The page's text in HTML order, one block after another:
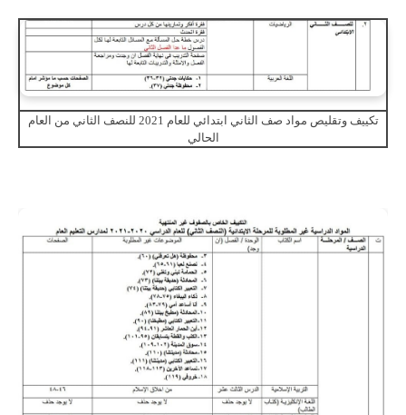
تكييف وتقليص مواد صف الثاني ابتدائي للعام 2021 للنصف الثاني من العام
الحالي